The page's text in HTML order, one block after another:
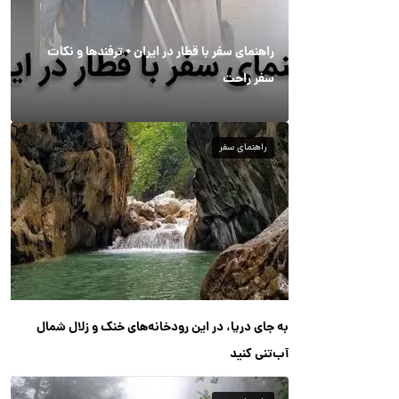
راهنمای سفر با قطار در ایران + ترفندها و نکات
سفر راحت
راهنمای سفر
به جای دریا، در این رودخانه‌های خنک و زلال شمال
آب‌تنی کنید